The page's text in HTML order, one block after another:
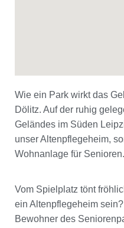
Wie ein Park wirkt das
Dölitz. Auf der ruhig
Geländes im Süden
unser Altenpflegeheim,
Wohnanlage für Senioren.
Vom Spielplatz tönt
ein Altenpflegeheim
Bewohner des